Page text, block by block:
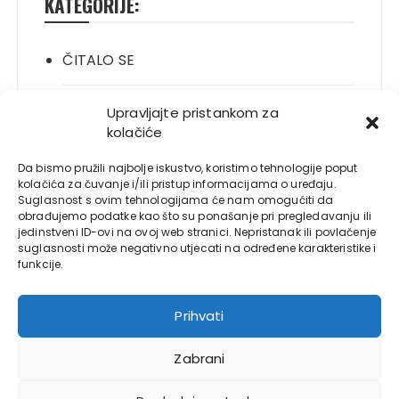
Upravljajte pristankom za
kolačiće
Da bismo pružili najbolje iskustvo, koristimo tehnologije poput
kolačića za čuvanje i/ili pristup informacijama o uređaju.
Suglasnost s ovim tehnologijama će nam omogućiti da
obrađujemo podatke kao što su ponašanje pri pregledavanju ili
jedinstveni ID-ovi na ovoj web stranici. Nepristanak ili povlačenje
suglasnosti može negativno utjecati na određene karakteristike i
funkcije.
Prihvati
Zabrani
ČITALO SE
ITALIANO
NOVO
PLAYBOY